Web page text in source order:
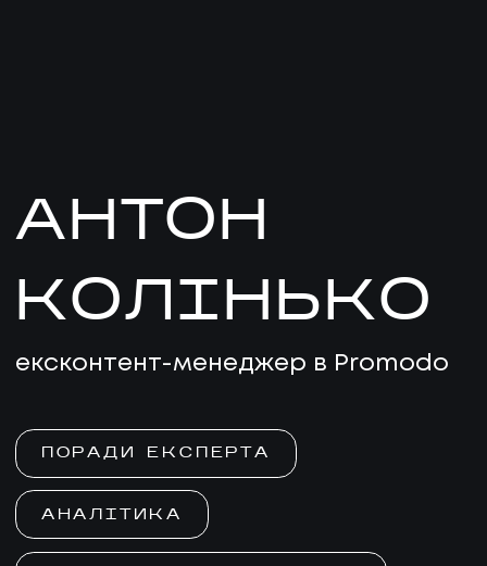
АНТОН
КОЛІНЬКО
ексконтент-менеджер в Promodo
ПОРАДИ ЕКСПЕРТА
АНАЛІТИКА